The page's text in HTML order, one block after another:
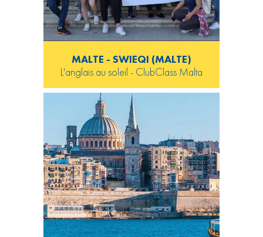
MALTE - SWIEQI (MALTE)
L'anglais au soleil - ClubClass Malta